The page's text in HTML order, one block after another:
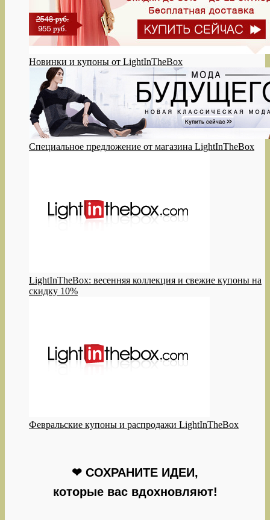
Новинки и купоны от LightInTheBox
Специальное предложение от магазина LightInTheBox
LightInTheBox: весенняя коллекция и свежие купоны на
скидку 10%
Февральские купоны и распродажи LightInTheBox
❤ СОХРАНИТЕ ИДЕИ,
которые вас вдохновляют!